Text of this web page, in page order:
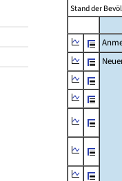
Stand der